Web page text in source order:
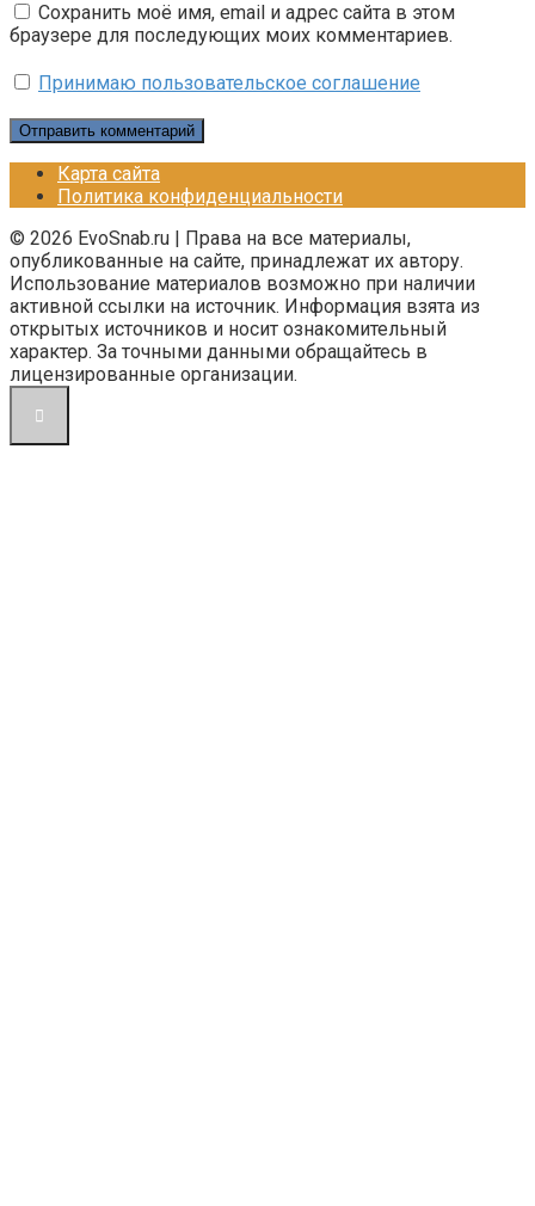
Сохранить моё имя, email и адрес сайта в этом
браузере для последующих моих комментариев.
Принимаю пользовательское соглашение
Карта сайта
Политика конфиденциальности
© 2026 EvoSnab.ru | Права на все материалы,
опубликованные на сайте, принадлежат их автору.
Использование материалов возможно при наличии
активной ссылки на источник. Информация взята из
открытых источников и носит ознакомительный
характер. За точными данными обращайтесь в
лицензированные организации.